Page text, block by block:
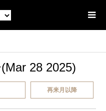
28 2025)
再来月以降